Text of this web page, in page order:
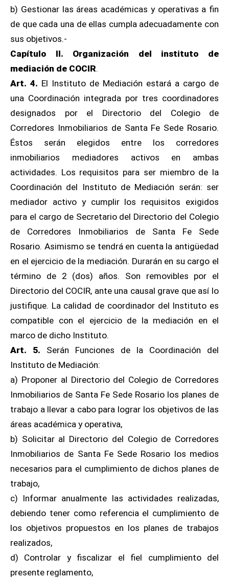
b) Gestionar las áreas académicas y operativas a fin
de que cada una de ellas cumpla adecuadamente con
sus objetivos.-
Capítulo II. Organización del instituto de
mediación de COCIR.
Art. 4. El Instituto de Mediación estará a cargo de
una Coordinación integrada por tres coordinadores
designados por el Directorio del Colegio de
Corredores Inmobiliarios de Santa Fe Sede Rosario.
Éstos serán elegidos entre los corredores
inmobiliarios mediadores activos en ambas
actividades. Los requisitos para ser miembro de la
Coordinación del Instituto de Mediación serán: ser
mediador activo y cumplir los requisitos exigidos
para el cargo de Secretario del Directorio del Colegio
de Corredores Inmobiliarios de Santa Fe Sede
Rosario. Asimismo se tendrá en cuenta la antigüedad
en el ejercicio de la mediación. Durarán en su cargo el
término de 2 (dos) años. Son removibles por el
Directorio del COCIR, ante una causal grave que así lo
justifique. La calidad de coordinador del Instituto es
compatible con el ejercicio de la mediación en el
marco de dicho Instituto.
Art. 5. Serán Funciones de la Coordinación del
Instituto de Mediación:
a) Proponer al Directorio del Colegio de Corredores
Inmobiliarios de Santa Fe Sede Rosario los planes de
trabajo a llevar a cabo para lograr los objetivos de las
áreas académica y operativa,
b) Solicitar al Directorio del Colegio de Corredores
Inmobiliarios de Santa Fe Sede Rosario los medios
necesarios para el cumplimiento de dichos planes de
trabajo,
c) Informar anualmente las actividades realizadas,
debiendo tener como referencia el cumplimiento de
los objetivos propuestos en los planes de trabajos
realizados,
d) Controlar y fiscalizar el fiel cumplimiento del
presente reglamento,